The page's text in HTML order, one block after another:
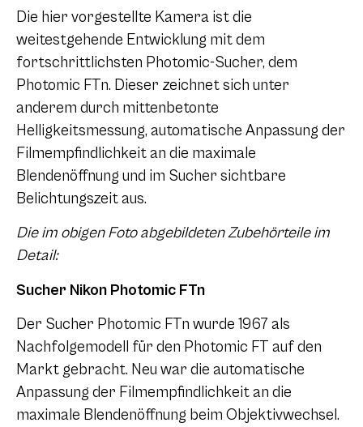
Die hier vorgestellte Kamera ist die
weitestgehende Entwicklung mit dem
fortschrittlichsten Photomic-Sucher, dem
Photomic FTn. Dieser zeichnet sich unter
anderem durch mittenbetonte
Helligkeitsmessung, automatische Anpassung der
Filmempfindlichkeit an die maximale
Blendenöffnung und im Sucher sichtbare
Belichtungszeit aus.
Die im obigen Foto abgebildeten Zubehörteile im
Detail:
Sucher Nikon Photomic FTn
Der Sucher Photomic FTn wurde 1967 als
Nachfolgemodell für den Photomic FT auf den
Markt gebracht. Neu war die automatische
Anpassung der Filmempfindlichkeit an die
maximale Blendenöffnung beim Objektivwechsel.